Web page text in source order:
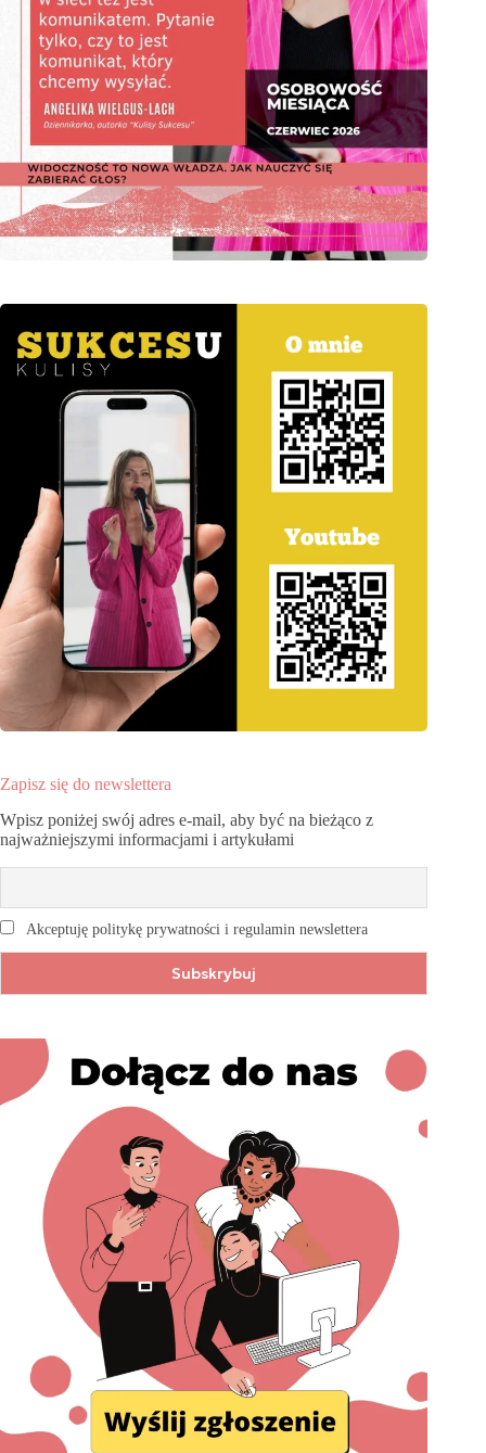
Zapisz się do newslettera
Wpisz poniżej swój adres e-mail, aby być na bieżąco z
najważniejszymi informacjami i artykułami
Akceptuję politykę prywatności i regulamin newslettera